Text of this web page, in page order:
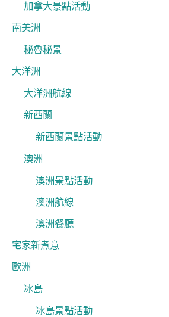
加拿大景點活動
南美洲
秘魯秘景
大洋洲
大洋洲航線
新西蘭
新西蘭景點活動
澳洲
澳洲景點活動
澳洲航線
澳洲餐廳
宅家新煮意
歐洲
冰島
冰島景點活動